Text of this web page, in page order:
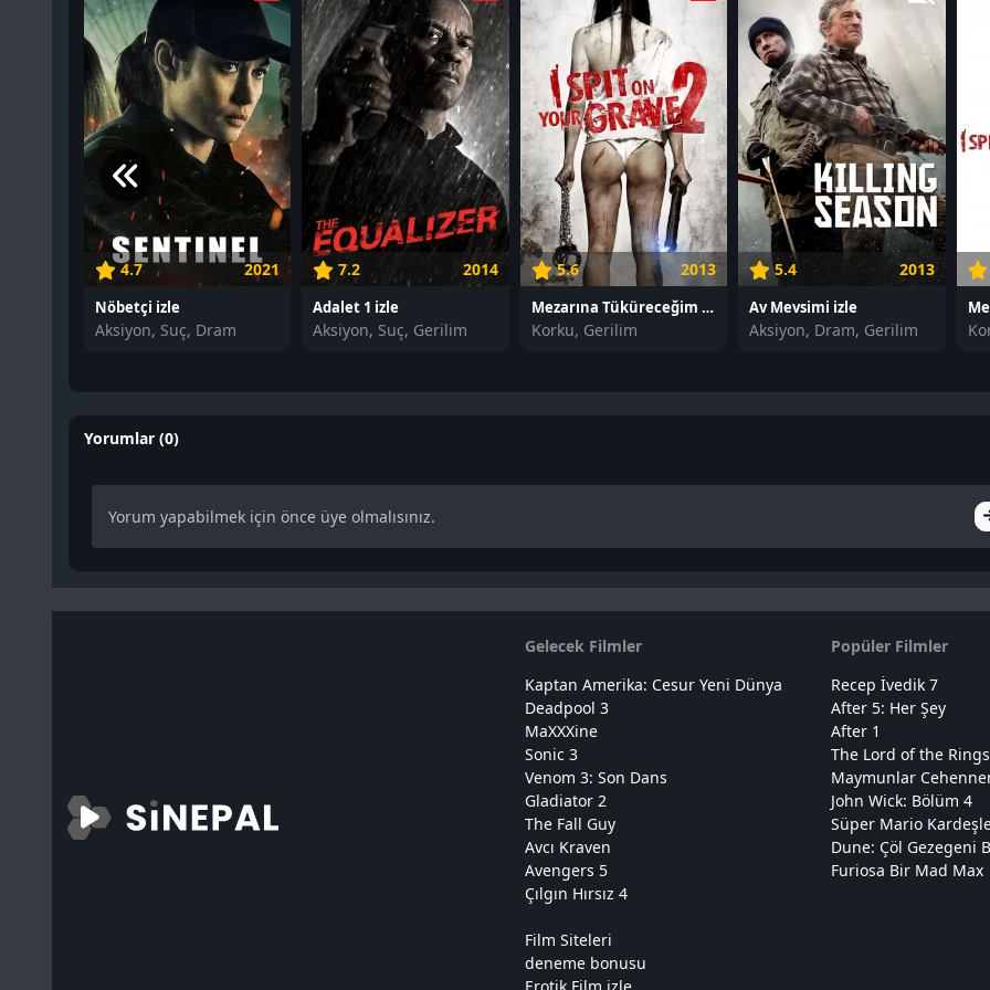
4.7 2021
Nöbetçi izle
Aksiyon, Suç, Dram
7.2 2014
Adalet 1 izle
Aksiyon, Suç, Gerilim
5.6 2013
Mezarına Tüküreceğim 2 izle
Korku, Gerilim
5.4 2013
Av Mevsimi izle
Aksiyon, Dram, Gerilim
Yorumlar (0)
Yorum yapabilmek için önce üye olmalısınız.
Gelecek Filmler
Kaptan Amerika: Cesur Yeni Dünya
Deadpool 3
MaXXXine
Sonic 3
Venom 3: Son Dans
Gladiator 2
The Fall Guy
Avcı Kraven
Avengers 5
Çılgın Hırsız 4
Popüler Filmler
Recep İvedik 7
After 5: Her Şey
After 1
The Lord of the Rings
Maymunlar
John Wick: Bölüm 4
Süper Mario
Dune: Çöl Gezegeni
Furiosa Bir Mad Max
Film Siteleri
deneme bonusu
Erotik Film izle